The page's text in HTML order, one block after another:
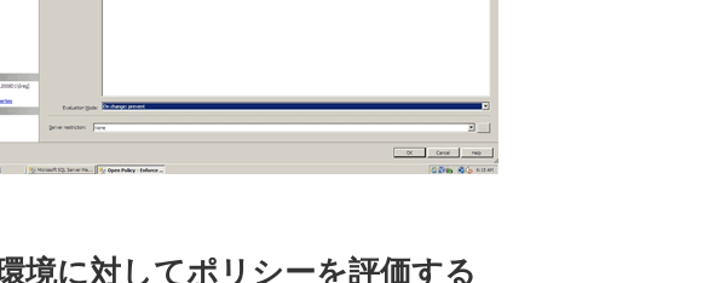
境に対してポリシーを評価する